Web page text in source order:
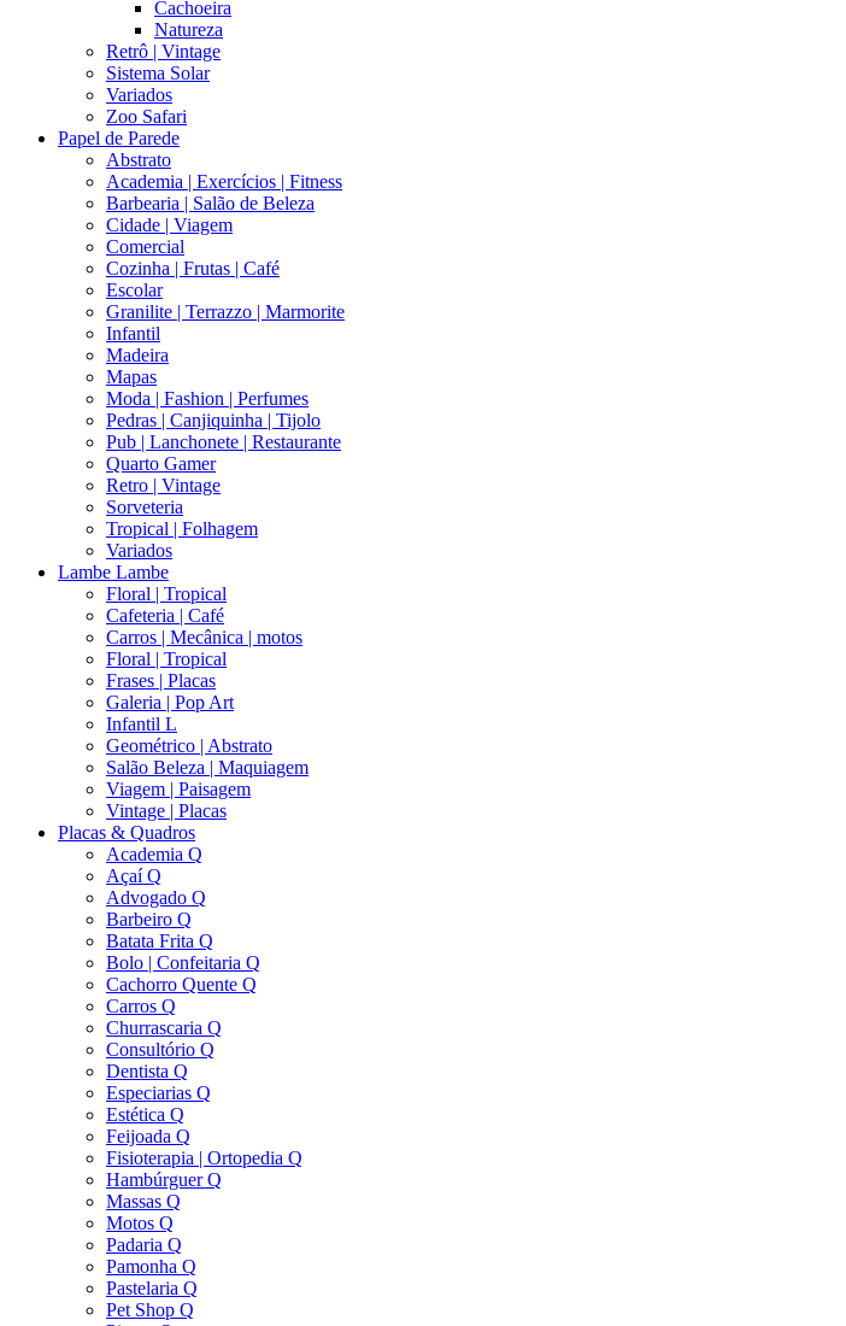
Cachoeira
Natureza
Retrô | Vintage
Sistema Solar
Variados
Zoo Safari
Papel de Parede
Abstrato
Academia | Exercícios | Fitness
Barbearia | Salão de Beleza
Cidade | Viagem
Comercial
Cozinha | Frutas | Café
Escolar
Granilite | Terrazzo | Marmorite
Infantil
Madeira
Mapas
Moda | Fashion | Perfumes
Pedras | Canjiquinha | Tijolo
Pub | Lanchonete | Restaurante
Quarto Gamer
Retro | Vintage
Sorveteria
Tropical | Folhagem
Variados
Lambe Lambe
Floral | Tropical
Cafeteria | Café
Carros | Mecânica | motos
Floral | Tropical
Frases | Placas
Galeria | Pop Art
Infantil L
Geométrico | Abstrato
Salão Beleza | Maquiagem
Viagem | Paisagem
Vintage | Placas
Placas & Quadros
Academia Q
Açaí Q
Advogado Q
Barbeiro Q
Batata Frita Q
Bolo | Confeitaria Q
Cachorro Quente Q
Carros Q
Churrascaria Q
Consultório Q
Dentista Q
Especiarias Q
Estética Q
Feijoada Q
Fisioterapia | Ortopedia Q
Hambúrguer Q
Massas Q
Motos Q
Padaria Q
Pamonha Q
Pastelaria Q
Pet Shop Q